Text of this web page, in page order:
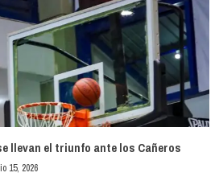
llevan el triunfo ante los Cañeros
15, 2026